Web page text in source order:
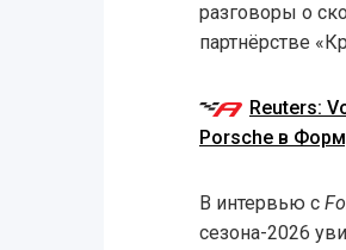
разговоры о
партнёрстве
Reuters:
Porsche в
В интервью с
сезона-2026